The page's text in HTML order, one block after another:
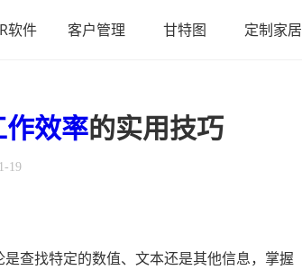
软件 客户管理 甘特图 定制家居
作效率的实用技巧
19
查找特定的数值、文本还是其他信息，掌握